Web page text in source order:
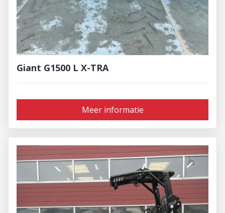
Giant G1500 L X-TRA
Meer informatie